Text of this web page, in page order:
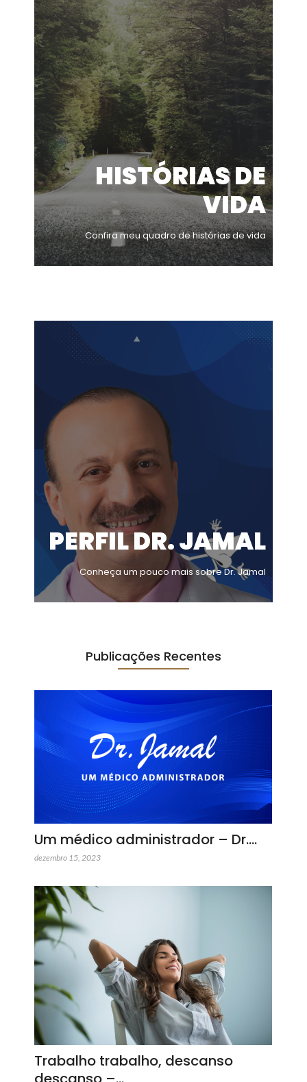
HISTÓRIAS DE
VIDA
Confira meu quadro de histórias de vida
PERFIL DR. JAMAL
Conheça um pouco mais sobre Dr. Jamal
Publicações Recentes
Um médico administrador – Dr.…
dezembro 15, 2023
Trabalho trabalho, descanso